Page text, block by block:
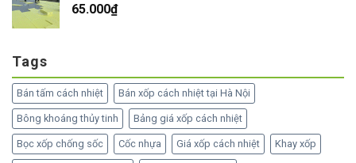
65.000₫
Tags
Bán tấm cách nhiệt Bán xốp cách nhiệt tại Hà Nội
Bông khoáng thủy tinh Bảng giá xốp cách nhiệt
Bọc xốp chống sốc Cốc nhựa Giá xốp cách nhiệt Khay xốp